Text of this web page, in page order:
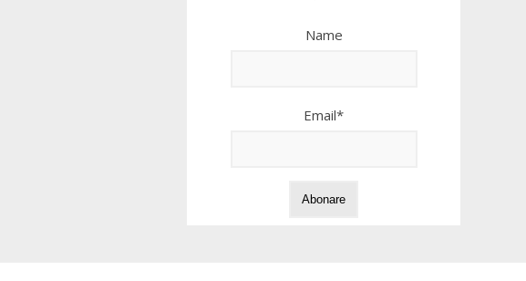
Name
Email*